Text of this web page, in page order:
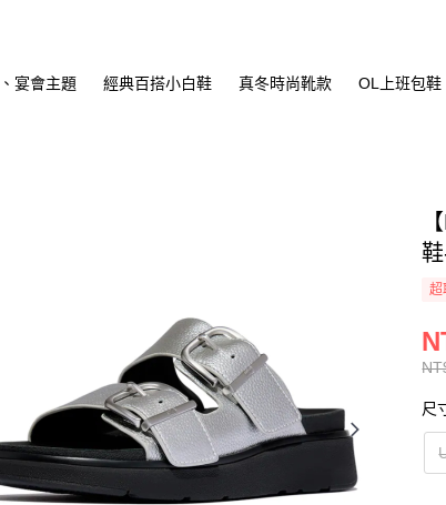
宴會主題 經典百搭小白鞋 真冬時尚靴款 OL上班包鞋
超
尺